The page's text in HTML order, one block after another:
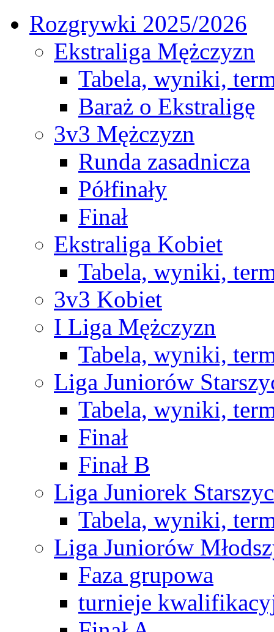
Rozgrywki 2025/2026
Ekstraliga Mężczyzn
Tabela, wyniki,
Baraż o Ekstraligę
3v3 Mężczyzn
Runda zasadnicza
Półfinały
Finał
Ekstraliga Kobiet
Tabela, wyniki,
3v3 Kobiet
I Liga Mężczyzn
Tabela, wyniki,
Liga Juniorów
Tabela, wyniki,
Finał
Finał B
Liga Juniorek
Tabela, wyniki,
Liga Juniorów
Faza grupowa
turnieje